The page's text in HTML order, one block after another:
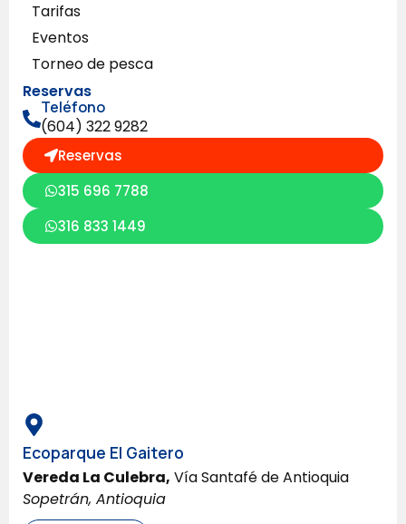
Tarifas
Eventos
Torneo de pesca
Reservas
Teléfono
(604) 322 9282
Reservas
315 696 7788
316 833 1449
Ecoparque El Gaitero
Vereda La Culebra, Vía Santafé de Antioquia
Sopetrán, Antioquia